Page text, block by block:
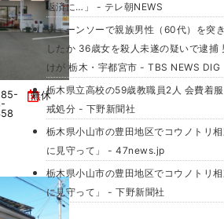
無休
返済に…」 - テレ朝NEWS
チェーンソーで親族男性（60代）を突
したか 36歳女を殺人未遂の疑いで逮捕
けが 栃木・宇都宮市 - TBS NEWS DIG
栃木県立高校の59歳教職員2人 会費着
戒処分 - 下野新聞社
栃木県小山市の豊田地区でコウノトリ
に見守って」 - 47news.jp
栃木県小山市の豊田地区でコウノトリ
に見守って」 - 下野新聞社